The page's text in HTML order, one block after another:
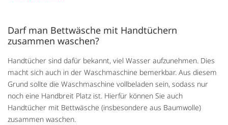
Darf man Bettwäsche mit Handtüchern
zusammen waschen?
Handtücher sind dafür bekannt, viel Wasser aufzunehmen. Dies
macht sich auch in der Waschmaschine bemerkbar. Aus diesem
Grund sollte die Waschmaschine vollbeladen sein, sodass nur
noch eine Handbreit Platz ist. Hierfür können Sie auch
Handtücher mit Bettwäsche (insbesondere aus Baumwolle)
zusammen waschen.